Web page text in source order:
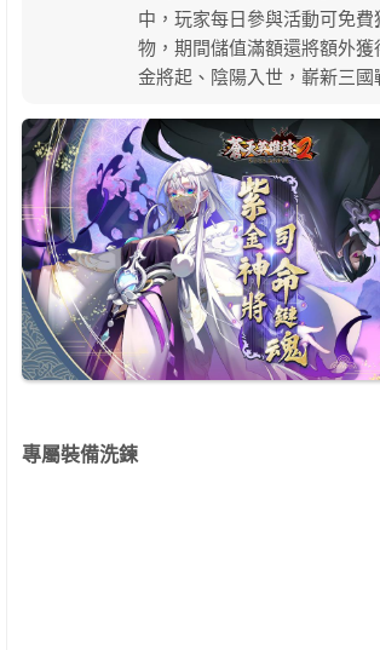
中，玩家每日參與活動可免費
物，期間儲值滿額還將額外
金將起、陰陽入世，嶄新三國
專屬裝備洗鍊